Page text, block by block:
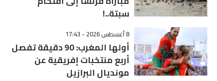
سبتة..!
8 أغسطس 2026 - 17:43
أولها المغرب: 90 دقيقة تفصل
أربع منتخبات إفريقية عن
مونديال البرازيل